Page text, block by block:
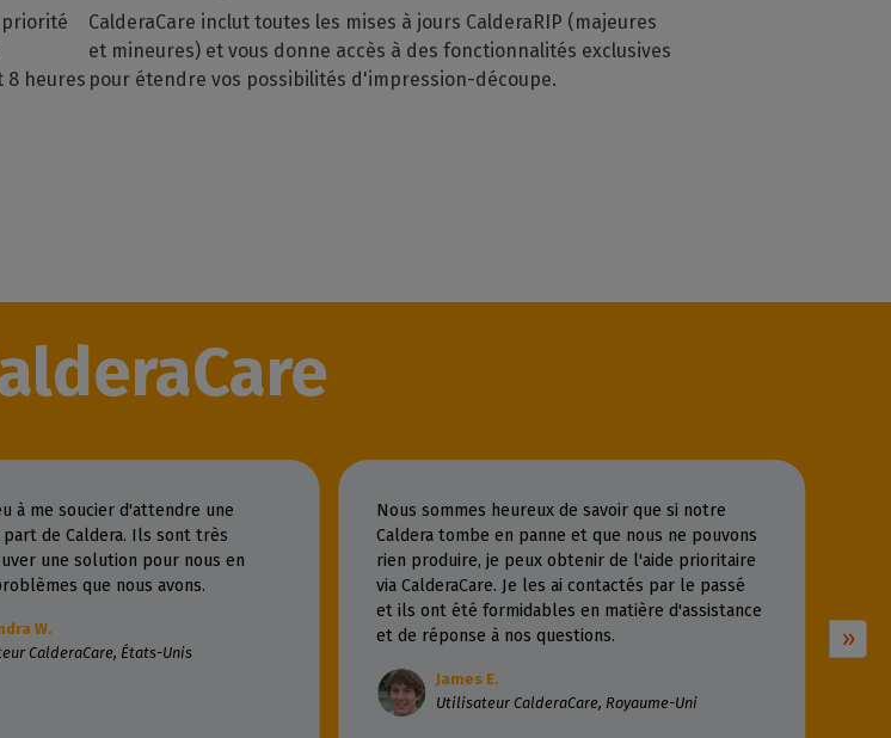
priorité
8 heures
CalderaCare inclut toutes les mises à jours CalderaRIP (majeures
et mineures) et vous donne accès à des fonctionnalités exclusives
pour étendre vos possibilités d'impression-découpe.
à me soucier d'attendre une
de Caldera. Ils sont très
une solution pour nous en
que nous avons.
W.
CalderaCare, États-Unis
Nous sommes heureux de savoir que si notre
Caldera tombe en panne et que nous ne pouvons
rien produire, je peux obtenir de l'aide prioritaire
via CalderaCare. Je les ai contactés par le passé
et ils ont été formidables en matière d'assistance
et de réponse à nos questions.
James E.
Utilisateur CalderaCare, Royaume-Uni